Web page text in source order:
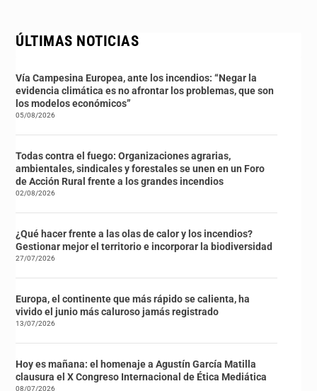
ÚLTIMAS NOTICIAS
Vía Campesina Europea, ante los incendios: “Negar la
evidencia climática es no afrontar los problemas, que son
los modelos económicos”
05/08/2026
Todas contra el fuego: Organizaciones agrarias,
ambientales, sindicales y forestales se unen en un Foro
de Acción Rural frente a los grandes incendios
02/08/2026
¿Qué hacer frente a las olas de calor y los incendios?
Gestionar mejor el territorio e incorporar la biodiversidad
27/07/2026
Europa, el continente que más rápido se calienta, ha
vivido el junio más caluroso jamás registrado
13/07/2026
Hoy es mañana: el homenaje a Agustín García Matilla
clausura el X Congreso Internacional de Ética Mediática
08/07/2026